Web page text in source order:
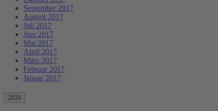
September 2017
August 2017
Juli 2017
Juni 2017
Mai 2017
April 2017
März 2017
Februar 2017
Januar 2017
2016